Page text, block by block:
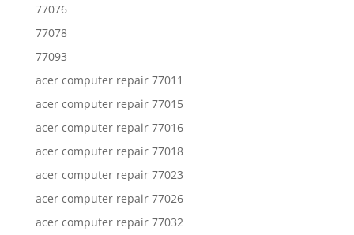
77076
77078
77093
acer computer repair 77011
acer computer repair 77015
acer computer repair 77016
acer computer repair 77018
acer computer repair 77023
acer computer repair 77026
acer computer repair 77032